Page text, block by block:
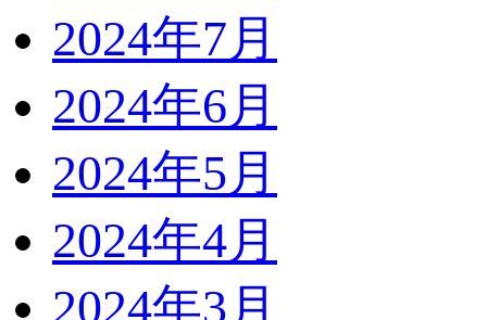
2024年7月
2024年6月
2024年5月
2024年4月
2024年3月